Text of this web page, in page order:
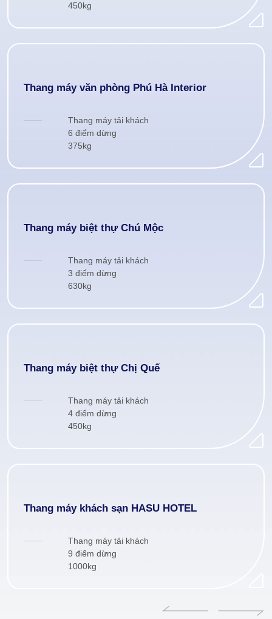
450kg
Thang máy văn phòng Phú Hà Interior
Thang máy tải khách
6 điểm dừng
375kg
Thang máy biệt thự Chú Mộc
Thang máy tải khách
3 điểm dừng
630kg
Thang máy biệt thự Chị Quế
Thang máy tải khách
4 điểm dừng
450kg
Thang máy khách sạn HASU HOTEL
Thang máy tải khách
9 điểm dừng
1000kg